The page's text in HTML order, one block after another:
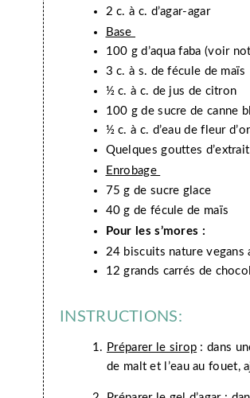
2 c. à c. d’agar-agar
Base
100 g d’aqua faba (voir
3 c. à s. de fécule de maïs
½ c. à c. de jus de citron
100 g de sucre de canne
½ c. à c. d’eau de fleur
Quelques gouttes
Enrobage
75 g de sucre glace
40 g de fécule de maïs
Pour les s’mores :
24 biscuits nature vegans
12 grands carrés de
INSTRUCTIONS:
Préparer le sirop : dans
de malt et l’eau au fouet,